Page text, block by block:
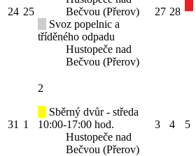
24 25
Bečvou (Přerov)
Svoz popelnic a
tříděného odpadu
Hustopeče nad
Bečvou (Přerov)
27 28
31 1
2
Sběrný dvůr - středa
10:00-17:00 hod.
Hustopeče nad
Bečvou (Přerov)
3 4 5